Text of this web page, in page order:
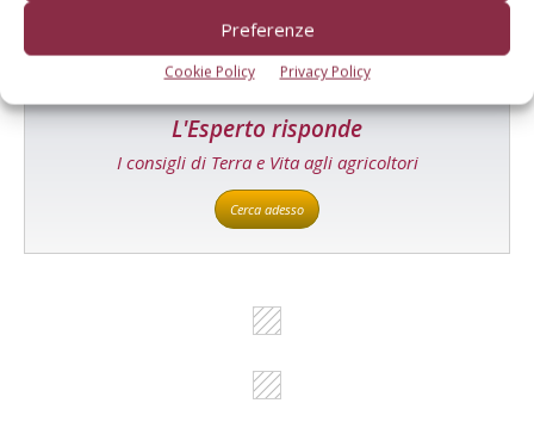
Preferenze
Cookie Policy Privacy Policy
L'Esperto risponde
I consigli di Terra e Vita agli agricoltori
Cerca adesso